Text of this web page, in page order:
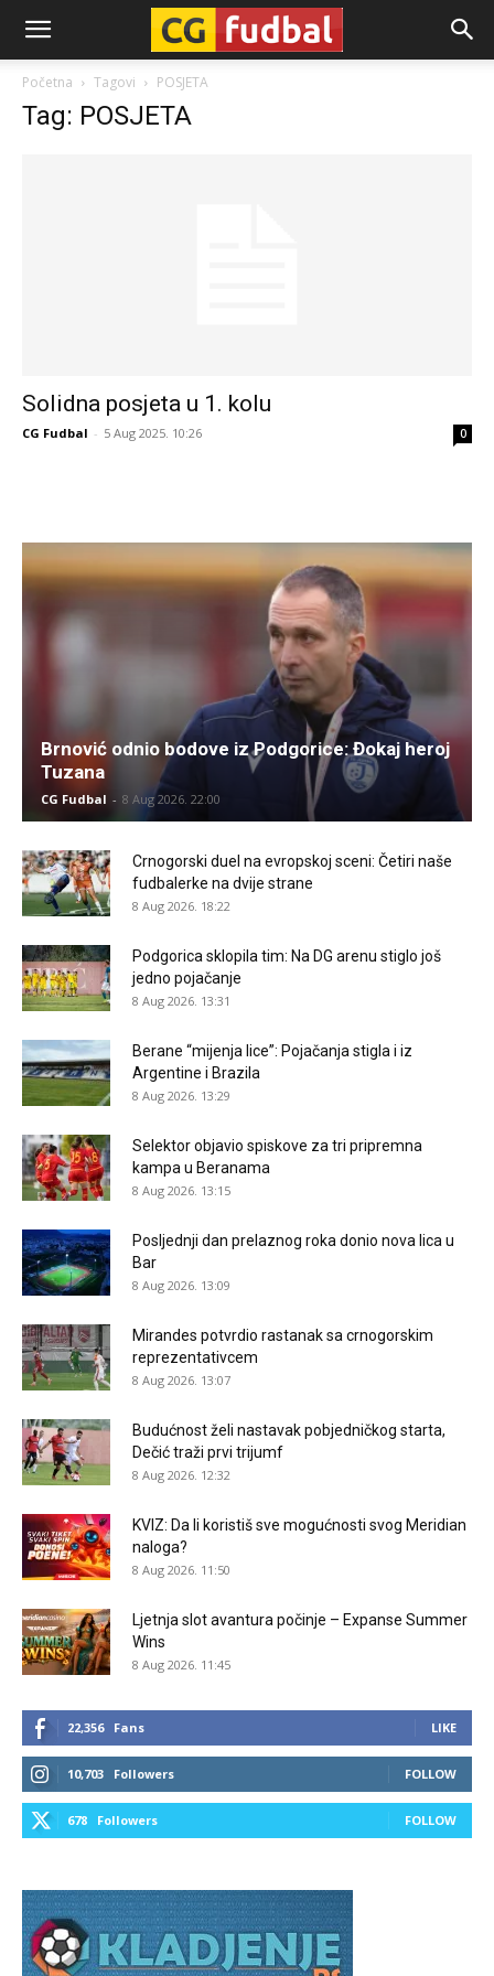
CG-
Fudbal
Početna Tagovi POSJETA
Tag: POSJETA
Solidna posjeta u 1. kolu
CG Fudbal - 5 Aug 2025. 10:26 0
Brnović odnio bodove iz Podgorice: Đokaj heroj
Tuzana
CG Fudbal - 8 Aug 2026. 22:00
Crnogorski duel na evropskoj sceni: Četiri naše
fudbalerke na dvije strane
8 Aug 2026. 18:22
Podgorica sklopila tim: Na DG arenu stiglo još
jedno pojačanje
8 Aug 2026. 13:31
Berane “mijenja lice”: Pojačanja stigla i iz
Argentine i Brazila
8 Aug 2026. 13:29
Selektor objavio spiskove za tri pripremna
kampa u Beranama
8 Aug 2026. 13:15
Posljednji dan prelaznog roka donio nova lica u
Bar
8 Aug 2026. 13:09
Mirandes potvrdio rastanak sa crnogorskim
reprezentativcem
8 Aug 2026. 13:07
Budućnost želi nastavak pobjedničkog starta,
Dečić traži prvi trijumf
8 Aug 2026. 12:32
KVIZ: Da li koristiš sve mogućnosti svog Meridian
naloga?
8 Aug 2026. 11:50
Ljetnja slot avantura počinje – Expanse Summer
Wins
8 Aug 2026. 11:45
22,356 Fans LIKE
10,703 Followers FOLLOW
678 Followers FOLLOW